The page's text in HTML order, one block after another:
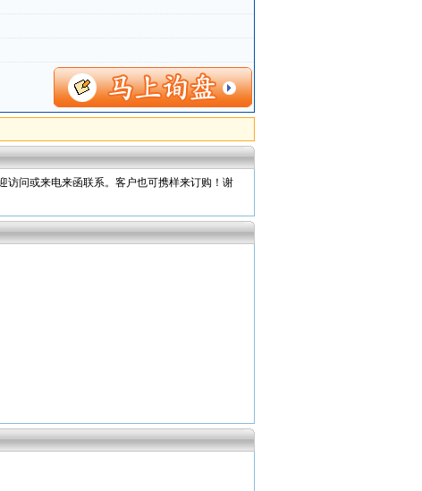
访问或来电来函联系。客户也可携样来订购！谢